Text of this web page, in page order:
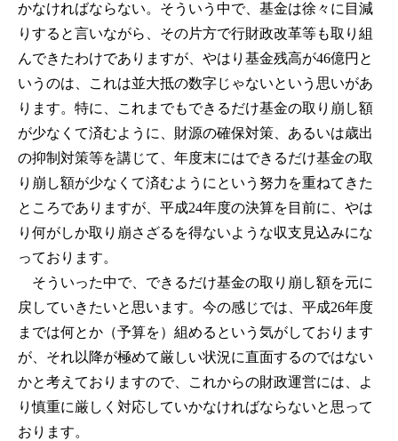
かなければならない。そういう中で、基金は徐々に目減
りすると言いながら、その片方で行財政改革等も取り組
んできたわけでありますが、やはり基金残高が46億円と
いうのは、これは並大抵の数字じゃないという思いがあ
ります。特に、これまでもできるだけ基金の取り崩し額
が少なくて済むように、財源の確保対策、あるいは歳出
の抑制対策等を講じて、年度末にはできるだけ基金の取
り崩し額が少なくて済むようにという努力を重ねてきた
ところでありますが、平成24年度の決算を目前に、やは
り何がしか取り崩さざるを得ないような収支見込みにな
っております。
そういった中で、できるだけ基金の取り崩し額を元に
戻していきたいと思います。今の感じでは、平成26年度
までは何とか（予算を）組めるという気がしております
が、それ以降が極めて厳しい状況に直面するのではない
かと考えておりますので、これからの財政運営には、よ
り慎重に厳しく対応していかなければならないと思って
おります。